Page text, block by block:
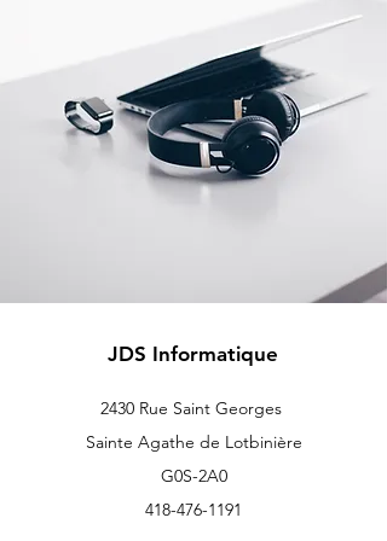
JDS Informatique
2430 Rue Saint Georges
Sainte Agathe de Lotbinière
G0S-2A0
418-476-1191